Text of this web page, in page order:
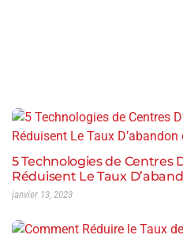
5 Technologies de Centres
Réduisent Le Taux
janvier 13, 2023